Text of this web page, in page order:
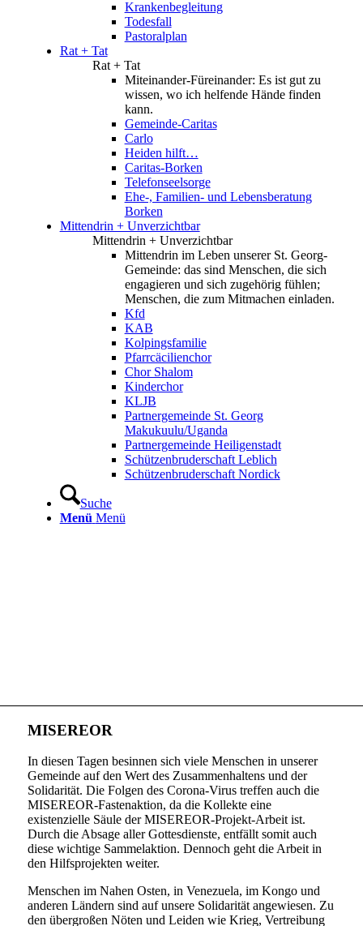
Krankenbegleitung
Todesfall
Pastoralplan
Rat + Tat
Rat + Tat
Miteinander-Füreinander: Es ist gut zu
wissen, wo ich helfende Hände finden
kann.
Gemeinde-Caritas
Carlo
Heiden hilft…
Caritas-Borken
Telefonseelsorge
Ehe-, Familien- und Lebensberatung
Borken
Mittendrin + Unverzichtbar
Mittendrin + Unverzichtbar
Mittendrin im Leben unserer St. Georg-
Gemeinde: das sind Menschen, die sich
engagieren und sich zugehörig fühlen;
Menschen, die zum Mitmachen einladen.
Kfd
KAB
Kolpingsfamilie
Pfarrcäcilienchor
Chor Shalom
Kinderchor
KLJB
Partnergemeinde St. Georg
Makukuulu/Uganda
Partnergemeinde Heiligenstadt
Schützenbruderschaft Leblich
Schützenbruderschaft Nordick
Suche
Menü Menü
MISEREOR
In diesen Tagen besinnen sich viele Menschen in unserer
Gemeinde auf den Wert des Zusammenhaltens und der
Solidarität. Die Folgen des Corona-Virus treffen auch die
MISEREOR-Fastenaktion, da die Kollekte eine
existenzielle Säule der MISEREOR-Projekt-Arbeit ist.
Durch die Absage aller Gottesdienste, entfällt somit auch
diese wichtige Sammelaktion. Dennoch geht die Arbeit in
den Hilfsprojekten weiter.
Menschen im Nahen Osten, in Venezuela, im Kongo und
anderen Ländern sind auf unsere Solidarität angewiesen. Zu
den übergroßen Nöten und Leiden wie Krieg, Vertreibung